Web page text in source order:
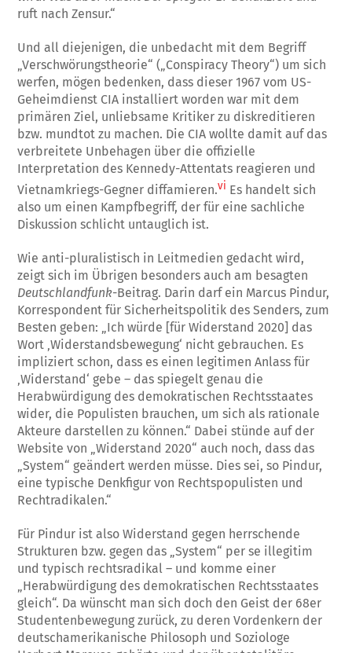
ruft nach Zensur.“
Und all diejenigen, die unbedacht mit dem Begriff
„Verschwörungstheorie“ („Conspiracy Theory“) um sich
werfen, mögen bedenken, dass dieser 1967 vom US-
Geheimdienst CIA installiert worden war mit dem
primären Ziel, unliebsame Kritiker zu diskreditieren
bzw. mundtot zu machen. Die CIA wollte damit auf das
verbreitete Unbehagen über die offizielle
Interpretation des Kennedy-Attentats reagieren und
Vietnamkriegs-Gegner diffamieren.vi Es handelt sich
also um einen Kampfbegriff, der für eine sachliche
Diskussion schlicht untauglich ist.
Wie anti-pluralistisch in Leitmedien gedacht wird,
zeigt sich im Übrigen besonders auch am besagten
Deutschlandfunk-Beitrag. Darin darf ein Marcus Pindur,
Korrespondent für Sicherheitspolitik des Senders, zum
Besten geben: „Ich würde [für Widerstand 2020] das
Wort ‚Widerstandsbewegung‘ nicht gebrauchen. Es
impliziert schon, dass es einen legitimen Anlass für
‚Widerstand‘ gebe – das spiegelt genau die
Herabwürdigung des demokratischen Rechtsstaates
wider, die Populisten brauchen, um sich als rationale
Akteure darstellen zu können.“ Dabei stünde auf der
Website von „Widerstand 2020“ auch noch, dass das
„System“ geändert werden müsse. Dies sei, so Pindur,
eine typische Denkfigur von Rechtspopulisten und
Rechtradikalen.“
Für Pindur ist also Widerstand gegen herrschende
Strukturen bzw. gegen das „System“ per se illegitim
und typisch rechtsradikal – und komme einer
„Herabwürdigung des demokratischen Rechtsstaates
gleich“. Da wünscht man sich doch den Geist der 68er
Studentenbewegung zurück, zu deren Vordenkern der
deutschamerikanische Philosoph und Soziologe